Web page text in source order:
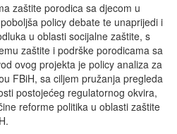
zaštite porodica sa djecom u
policy debate te unaprijedi i
u oblasti socijalne zaštite, s
zaštite i podrške porodicama sa
ovog projekta je policy analiza za
FBiH, sa ciljem pružanja pregleda
postojećeg regulatornog okvira,
reforme politika u oblasti zaštite